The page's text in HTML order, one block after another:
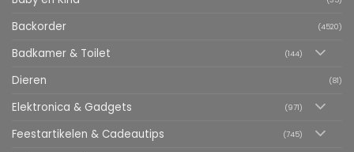
Backorder (4520)
Badkamer & Toilet (144)
Dieren (81)
Elektronica & Gadgets (971)
Feestartikelen & Cadeautips (745)